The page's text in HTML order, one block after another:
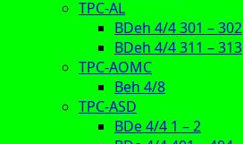
TPC-AL
BDeh 4/4 301 – 302
BDeh 4/4 311 – 313
TPC-AOMC
Beh 4/8
TPC-ASD
BDe 4/4 1 – 2